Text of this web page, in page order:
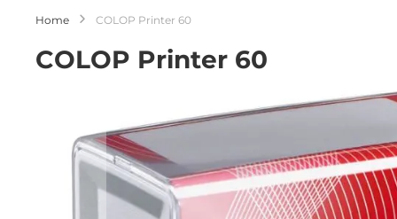
Home COLOP Printer 60
COLOP Printer 60